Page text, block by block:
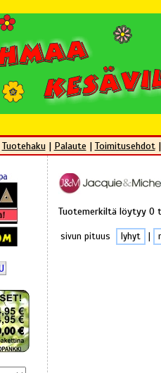
Tuotehaku| Palaute | Toimitusehdot
Tuotemerkiltä löytyy 0
sivun pituus lyhyt